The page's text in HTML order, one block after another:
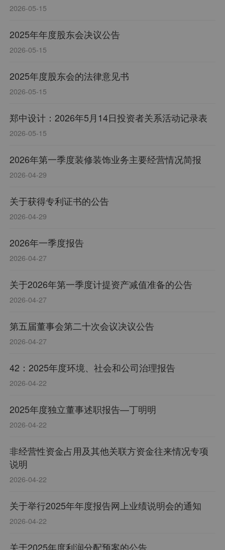
2026-05-15
2025年年度股东会决议公告
2026-05-15
2025年度股东会的法律意见书
2026-05-15
郑中设计：2026年5月14日投资者关系活动记录表
2026-05-15
2026年第一季度装修装饰业务主要经营情况简报
2026-04-29
关于获得专利证书的公告
2026-04-29
2026年一季度报告
2026-04-27
关于2026年第一季度计提资产减值准备的公告
2026-04-27
第五届董事会第二十次会议决议公告
2026-04-27
42：2025年度环境、社会和公司治理报告
2026-04-22
2025年度独立董事述职报告—丁明明
2026-04-22
非经营性资金占用及其他关联方资金往来情况专项
说明
2026-04-22
关于举行2025年年度报告网上业绩说明会的通知
2026-04-22
关于2025年度利润分配预案的公告